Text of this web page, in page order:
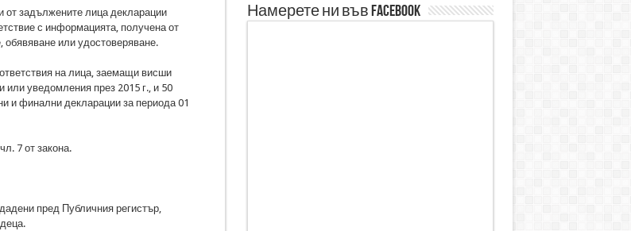
от задължените лица декларации
с информацията, получена от
обявяване или удостоверяване.
на лица, заемащи висши
уведомления през 2015 г., и 50
и финални декларации за периода 01
7 от закона.
пред Публичния регистър,
Намерете ни във Facebook